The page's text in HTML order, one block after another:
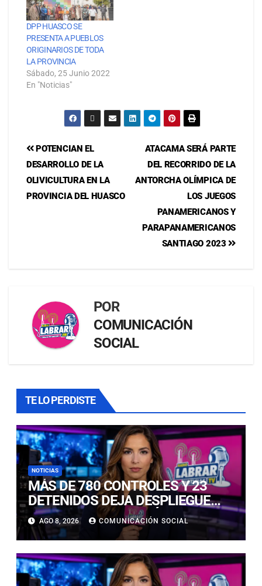
DPP HUASCO SE
PRESENTA A PUEBLOS
ORIGINARIOS DE TODA
LA PROVINCIA
Sábado, 25 Junio 2022
En "Noticias"
ATACAMA SERÁ PARTE
DEL RECORRIDO DE LA
ANTORCHA OLÍMPICA DE
LOS JUEGOS
PANAMERICANOS Y
PARAPANAMERICANOS
SANTIAGO 2023
POTENCIAN EL
DESARROLLO DE LA
OLIVICULTURA EN LA
PROVINCIA DEL HUASCO
POR
COMUNICACIÓN
SOCIAL
TE LO PERDISTE
NOTICIAS
MÁS DE 780 CONTROLES Y 23
DETENIDOS DEJA DESPLIEGUE
POLICIAL EN COPIAPÓ Y CALDERA
AGO 8, 2026 COMUNICACIÓN SOCIAL